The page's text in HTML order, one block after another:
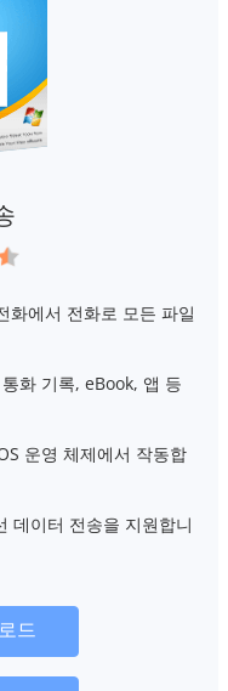
화에서 전화로 모든 파일
화 기록, eBook, 앱 등
운영 체제에서 작동합
데이터 전송을 지원합니
드